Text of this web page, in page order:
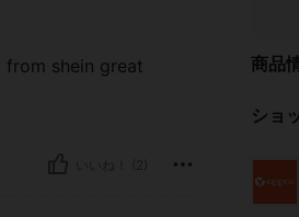
shein great
商品
ショ